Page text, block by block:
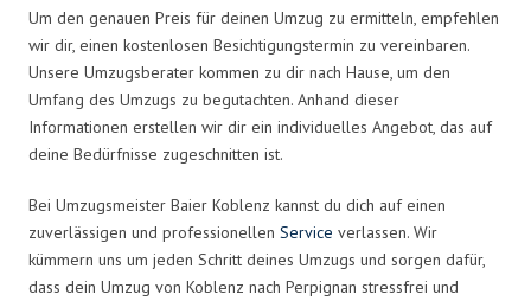
Um den genauen Preis für deinen Umzug zu ermitteln, empfehlen
wir dir, einen kostenlosen Besichtigungstermin zu vereinbaren.
Unsere Umzugsberater kommen zu dir nach Hause, um den
Umfang des Umzugs zu begutachten. Anhand dieser
Informationen erstellen wir dir ein individuelles Angebot, das auf
deine Bedürfnisse zugeschnitten ist.
Bei Umzugsmeister Baier Koblenz kannst du dich auf einen
zuverlässigen und professionellen Service verlassen. Wir
kümmern uns um jeden Schritt deines Umzugs und sorgen dafür,
dass dein Umzug von Koblenz nach Perpignan stressfrei und